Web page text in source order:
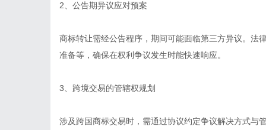
2、公告期异议应对预案
商标转让需经公告程序，期间可能面临第三方异议。法
准备等，确保在权利争议发生时能快速响应。
3、跨境交易的管辖权规划
涉及跨国商标交易时，需通过协议约定争议解决方式与